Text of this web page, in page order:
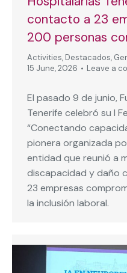
contacto a 23
200 personas
Activities, Destacados,
15 June, 2026
Leave a
El pasado 9 de junio,
Tenerife celebró su I
“Conectando
pionera organizada
entidad que reunió a
discapacidad y daño
23 empresas
la inclusión laboral.